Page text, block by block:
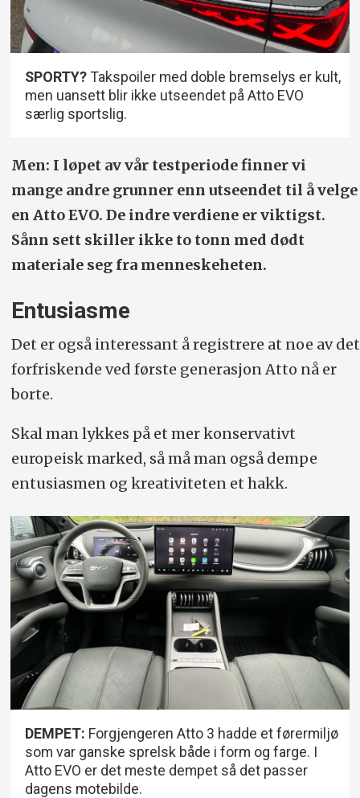
SPORTY? Takspoiler med doble bremselys er kult,
men uansett blir ikke utseendet på Atto EVO
særlig sportslig.
Men: I løpet av vår testperiode finner vi
mange andre grunner enn utseendet til å velge
en Atto EVO. De indre verdiene er viktigst.
Sånn sett skiller ikke to tonn med dødt
materiale seg fra menneskeheten.
Entusiasme
Det er også interessant å registrere at noe av det
forfriskende ved første generasjon Atto nå er
borte.
Skal man lykkes på et mer konservativt
europeisk marked, så må man også dempe
entusiasmen og kreativiteten et hakk.
DEMPET: Forgjengeren Atto 3 hadde et førermiljø
som var ganske sprelsk både i form og farge. I
Atto EVO er det meste dempet så det passer
dagens motebilde.